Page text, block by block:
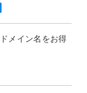
メイン名をお得